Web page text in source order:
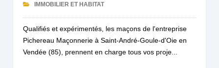
IMMOBILIER ET HABITAT
Qualifiés et expérimentés, les maçons de l'entreprise
Pichereau Maçonnerie à Saint-André-Goule-d'Oie en
Vendée (85), prennent en charge tous vos proje...